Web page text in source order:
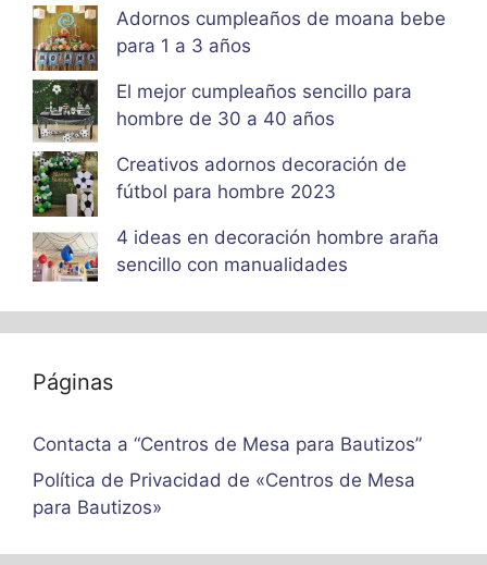
Adornos cumpleaños de moana bebe
para 1 a 3 años
El mejor cumpleaños sencillo para
hombre de 30 a 40 años
Creativos adornos decoración de
fútbol para hombre 2023
4 ideas en decoración hombre araña
sencillo con manualidades
Páginas
Contacta a “Centros de Mesa para Bautizos”
Política de Privacidad de «Centros de Mesa
para Bautizos»